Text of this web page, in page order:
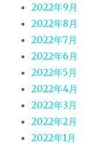
2022年9月
2022年8月
2022年7月
2022年6月
2022年5月
2022年4月
2022年3月
2022年2月
2022年1月